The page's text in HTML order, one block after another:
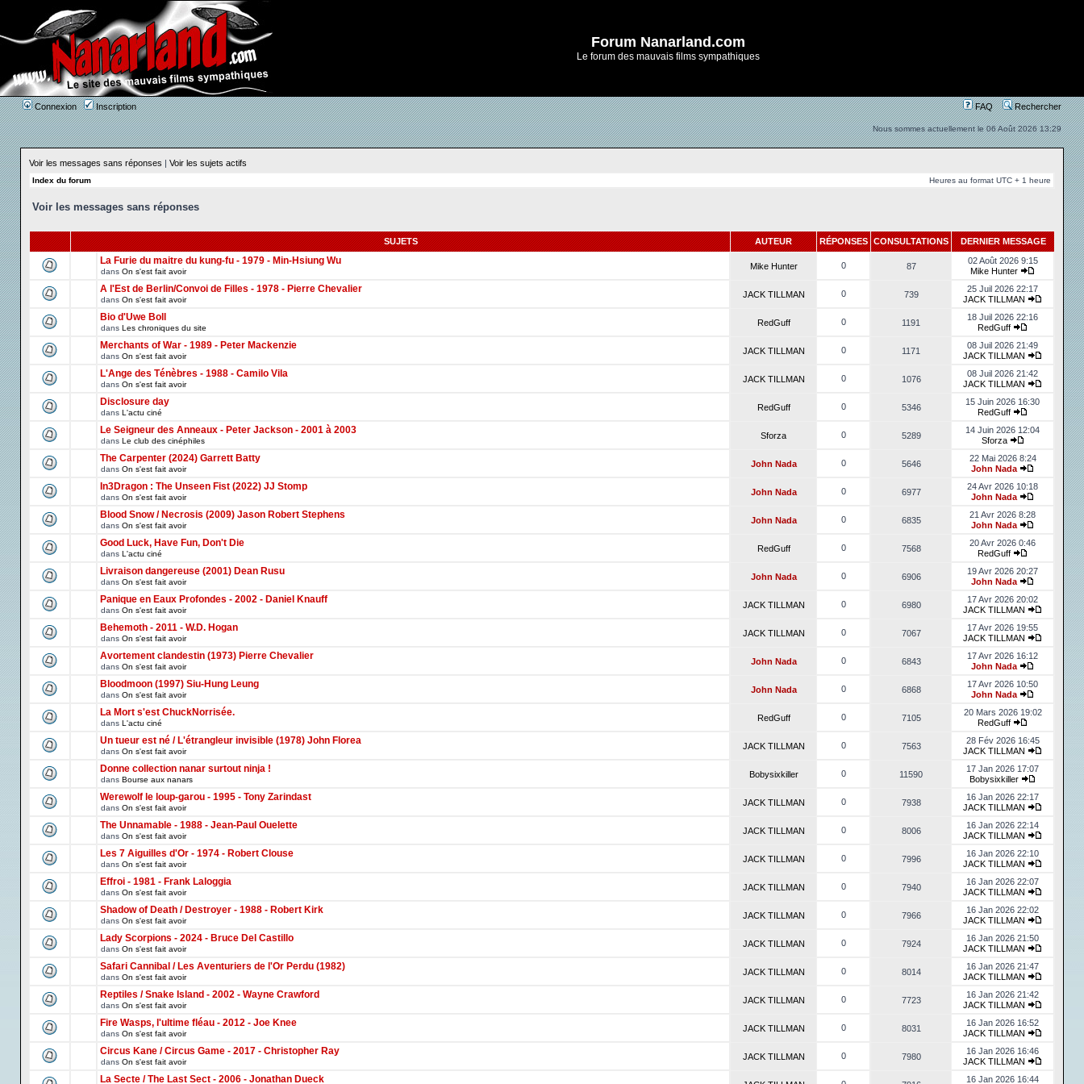
Forum Nanarland.com
Le forum des mauvais films sympathiques
Connexion Inscription FAQ Rechercher
Nous sommes actuellement le 06 Août 2026 13:29
Voir les messages sans réponses | Voir les sujets actifs
Index du forum Heures au format UTC + 1 heure
Voir les messages sans réponses
SUJETS AUTEUR RÉPONSESCONSULTATIONS DERNIER MESSAGE
La Furie du maitre du kung-fu - 1979 - Min-Hsiung Wu
dans On s'est fait avoir
Mike Hunter 0 87
02 Août 2026 9:15
Mike Hunter
A l'Est de Berlin/Convoi de Filles - 1978 - Pierre Chevalier
dans On s'est fait avoir
JACK TILLMAN 0 739
25 Juil 2026 22:17
JACK TILLMAN
Bio d'Uwe Boll
dans Les chroniques du site
RedGuff 0 1191
18 Juil 2026 22:16
RedGuff
Merchants of War - 1989 - Peter Mackenzie
dans On s'est fait avoir
JACK TILLMAN 0 1171
08 Juil 2026 21:49
JACK TILLMAN
L'Ange des Ténèbres - 1988 - Camilo Vila
dans On s'est fait avoir
JACK TILLMAN 0 1076
08 Juil 2026 21:42
JACK TILLMAN
Disclosure day
dans L'actu ciné
RedGuff 0 5346
15 Juin 2026 16:30
RedGuff
Le Seigneur des Anneaux - Peter Jackson - 2001 à 2003
dans Le club des cinéphiles
Sforza 0 5289
14 Juin 2026 12:04
Sforza
The Carpenter (2024) Garrett Batty
dans On s'est fait avoir
John Nada 0 5646
22 Mai 2026 8:24
John Nada
In3Dragon : The Unseen Fist (2022) JJ Stomp
dans On s'est fait avoir
John Nada 0 6977
24 Avr 2026 10:18
John Nada
Blood Snow / Necrosis (2009) Jason Robert Stephens
dans On s'est fait avoir
John Nada 0 6835
21 Avr 2026 8:28
John Nada
Good Luck, Have Fun, Don't Die
dans L'actu ciné
RedGuff 0 7568
20 Avr 2026 0:46
RedGuff
Livraison dangereuse (2001) Dean Rusu
dans On s'est fait avoir
John Nada 0 6906
19 Avr 2026 20:27
John Nada
Panique en Eaux Profondes - 2002 - Daniel Knauff
dans On s'est fait avoir
JACK TILLMAN 0 6980
17 Avr 2026 20:02
JACK TILLMAN
Behemoth - 2011 - W.D. Hogan
dans On s'est fait avoir
JACK TILLMAN 0 7067
17 Avr 2026 19:55
JACK TILLMAN
Avortement clandestin (1973) Pierre Chevalier
dans On s'est fait avoir
John Nada 0 6843
17 Avr 2026 16:12
John Nada
Bloodmoon (1997) Siu-Hung Leung
dans On s'est fait avoir
John Nada 0 6868
17 Avr 2026 10:50
John Nada
La Mort s'est ChuckNorrisée.
dans L'actu ciné
RedGuff 0 7105
20 Mars 2026 19:02
RedGuff
Un tueur est né / L'étrangleur invisible (1978) John Florea
dans On s'est fait avoir
JACK TILLMAN 0 7563
28 Fév 2026 16:45
JACK TILLMAN
Donne collection nanar surtout ninja !
dans Bourse aux nanars
Bobysixkiller 0 11590
17 Jan 2026 17:07
Bobysixkiller
Werewolf le loup-garou - 1995 - Tony Zarindast
dans On s'est fait avoir
JACK TILLMAN 0 7938
16 Jan 2026 22:17
JACK TILLMAN
The Unnamable - 1988 - Jean-Paul Ouelette
dans On s'est fait avoir
JACK TILLMAN 0 8006
16 Jan 2026 22:14
JACK TILLMAN
Les 7 Aiguilles d'Or - 1974 - Robert Clouse
dans On s'est fait avoir
JACK TILLMAN 0 7996
16 Jan 2026 22:10
JACK TILLMAN
Effroi - 1981 - Frank Laloggia
dans On s'est fait avoir
JACK TILLMAN 0 7940
16 Jan 2026 22:07
JACK TILLMAN
Shadow of Death / Destroyer - 1988 - Robert Kirk
dans On s'est fait avoir
JACK TILLMAN 0 7966
16 Jan 2026 22:02
JACK TILLMAN
Lady Scorpions - 2024 - Bruce Del Castillo
dans On s'est fait avoir
JACK TILLMAN 0 7924
16 Jan 2026 21:50
JACK TILLMAN
Safari Cannibal / Les Aventuriers de l'Or Perdu (1982)
dans On s'est fait avoir
JACK TILLMAN 0 8014
16 Jan 2026 21:47
JACK TILLMAN
Reptiles / Snake Island - 2002 - Wayne Crawford
dans On s'est fait avoir
JACK TILLMAN 0 7723
16 Jan 2026 21:42
JACK TILLMAN
Fire Wasps, l'ultime fléau - 2012 - Joe Knee
dans On s'est fait avoir
JACK TILLMAN 0 8031
16 Jan 2026 16:52
JACK TILLMAN
Circus Kane / Circus Game - 2017 - Christopher Ray
dans On s'est fait avoir
JACK TILLMAN 0 7980
16 Jan 2026 16:46
JACK TILLMAN
La Secte / The Last Sect - 2006 - Jonathan Dueck
16 Jan 2026 16:44